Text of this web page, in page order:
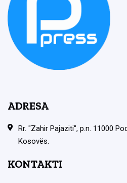
ADRESA
Rr. "Zahir Pajaziti", p.n. 11000
Kosovës.
KONTAKTI